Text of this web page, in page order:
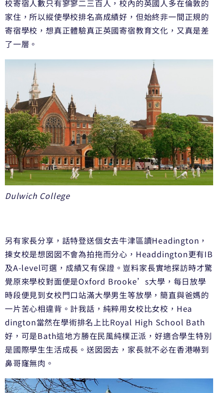
校寄宿人數只有寥寥二三百人，校內的英國人多在倫敦的
家住，所以縱使學校排名高成績好， 但始終非一間正規的
寄宿學校，想真正體驗真正英國寄宿教育文化， 又真是差
了一層。
Dulwich College
另有家長分享，話特登送個女去牛津區讀Headington，
揀女校是想囡囡不會為拍拖而分心，Headdington更有IB
及A-level可選，成績又有保證。 豈料家長實地探訪時才驚
覺原來學校對面便是Oxford Brooke’s大學， 每日放學
時段便見到女校門口站滿大學男生等放學，簡直與爸媽的
一片苦心相違背。計我話，純粹用女校比女校，Hea
dington當然在學術排名上比Royal High School Bath
好，可是Bath這地方勝在民風純樸正派， 好適合學生特別
是國際學生生活成長。送囡囡去， 家長就不必在香港嚇到
鼻哥窿無肉。